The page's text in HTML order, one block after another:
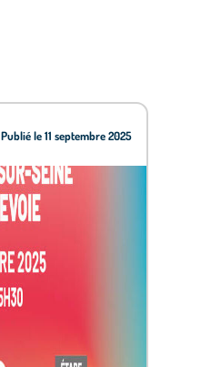
Publié le 11 septembre 2025